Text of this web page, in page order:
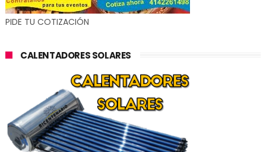
PIDE TU COTIZACIÓN
CALENTADORES SOLARES